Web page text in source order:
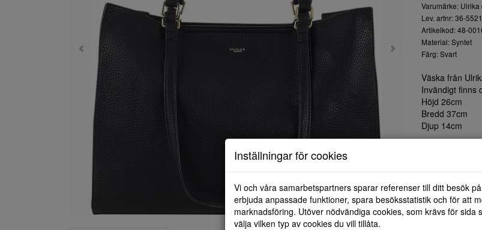
Varumärke: Ulrika
Lev. artnr: 36-
Artikelkod: 48-
Material: Syntet
Färg: Svart
Väska från
Invändigt finns
Höjd 26cm
Bredd 37cm
Djup 14cm
Inställningar för cookies
Vi och våra samarbetspartners sparar referenser till ditt besök
erbjuda anpassade funktioner, spara besöksstatistik och för att
marknadsföring. Utöver nödvändiga cookies, som krävs för sida
välja vilken typ av cookies du vill tillåta.